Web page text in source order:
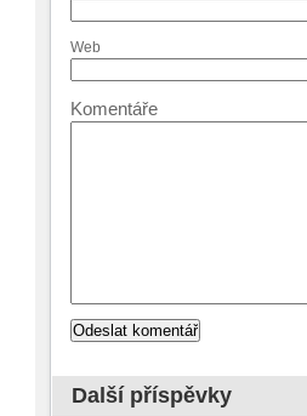
Web
Komentáře
Další příspěvky